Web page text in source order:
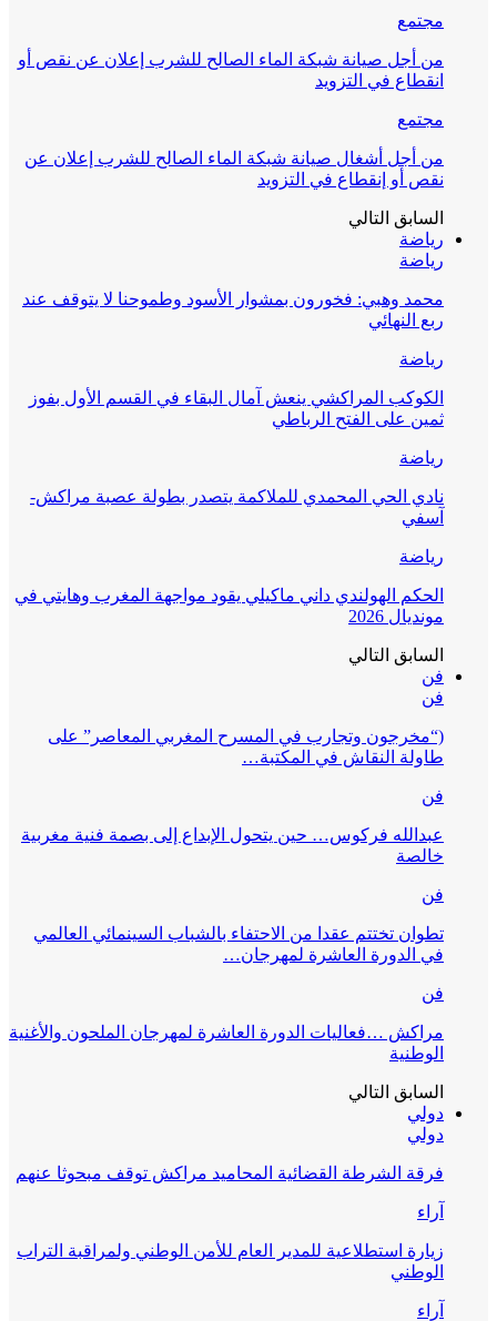
مجتمع
من أجل صيانة شبكة الماء الصالح للشرب إعلان عن نقص أو
انقطاع في التزويد
مجتمع
من أجل أشغال صيانة شبكة الماء الصالح للشرب إعلان عن
نقص أو إنقطاع في التزويد
السابق التالي
رياضة
رياضة
محمد وهبي: فخورون بمشوار الأسود وطموحنا لا يتوقف عند
ربع النهائي
رياضة
الكوكب المراكشي ينعش آمال البقاء في القسم الأول بفوز
ثمين على الفتح الرباطي
رياضة
نادي الحي المحمدي للملاكمة يتصدر بطولة عصبة مراكش-
آسفي
رياضة
الحكم الهولندي داني ماكيلي يقود مواجهة المغرب وهايتي في
مونديال 2026
السابق التالي
فن
فن
(“مخرجون وتجارب في المسرح المغربي المعاصر” على
طاولة النقاش في المكتبة…
فن
عبدالله فركوس… حين يتحول الإبداع إلى بصمة فنية مغربية
خالصة
فن
تطوان تختتم عقدا من الاحتفاء بالشباب السينمائي العالمي
في الدورة العاشرة لمهرجان…
فن
مراكش …فعاليات الدورة العاشرة لمهرجان الملحون والأغنية
الوطنية
السابق التالي
دولي
دولي
فرقة الشرطة القضائية المحاميد مراكش توقف مبحوثا عنهم
آراء
زيارة استطلاعية للمدير العام للأمن الوطني ولمراقبة التراب
الوطني
آراء